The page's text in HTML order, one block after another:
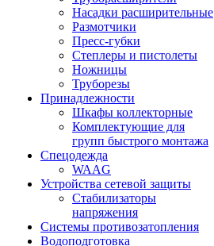
Насадки расширительные
Размотчики
Пресс-губки
Степлеры и пистолеты
Ножницы
Труборезы
Принадлежности
Шкафы коллекторные
Комплектующие для
групп быстрого монтажа
Спецодежда
WAAG
Устройства сетевой защиты
Стабилизаторы
напряжения
Системы противозатопления
Водоподготовка